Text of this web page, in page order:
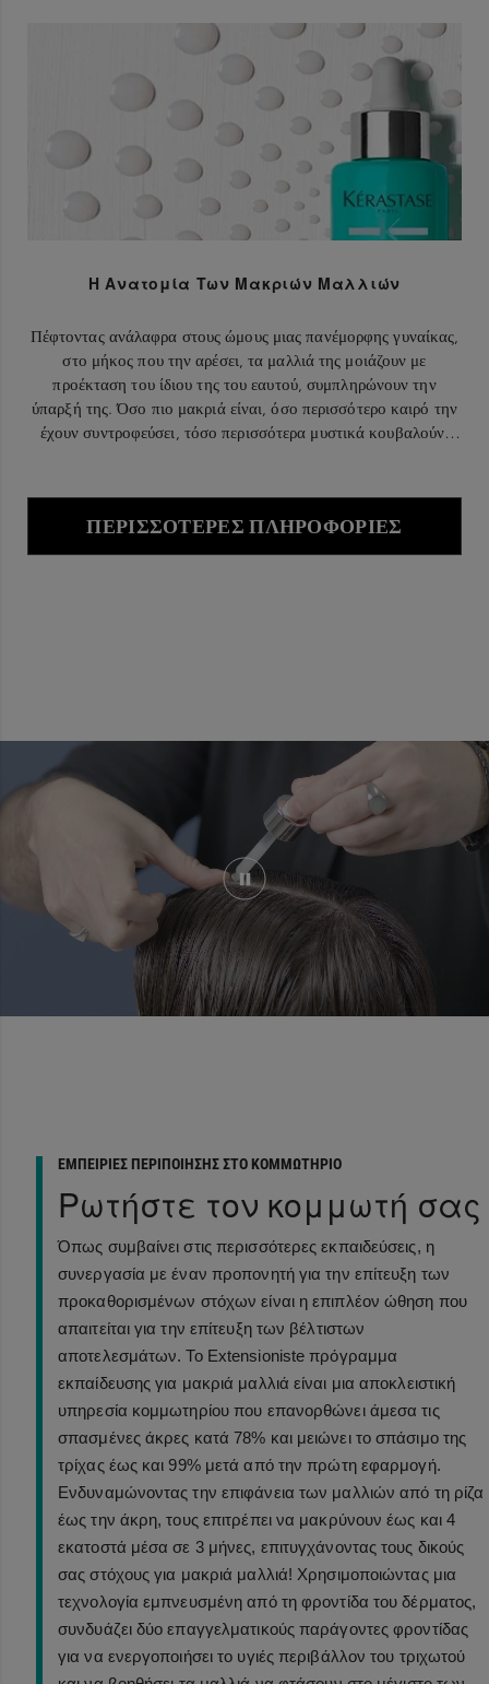
Η Ανατομία Των Μακριών Μαλλιών
Πέφτοντας ανάλαφρα στους ώμους μιας πανέμορφης γυναίκας,
στο μήκος που την αρέσει, τα μαλλιά της μοιάζουν με
προέκταση του ίδιου της του εαυτού, συμπληρώνουν την
ύπαρξή της. Όσο πιο μακριά είναι, όσο περισσότερο καιρό την
έχουν συντροφεύσει, τόσο περισσότερα μυστικά κουβαλούν,
ΠΕΡΙΣΣΌΤΕΡΕΣ ΠΛΗΡΟΦΟΡΊΕΣ
ΕΜΠΕΙΡΊΕΣ ΠΕΡΙΠΟΊΗΣΗΣ ΣΤΟ ΚΟΜΜΩΤΉΡΙΟ
Ρωτήστε τον κομμωτή σας
Όπως συμβαίνει στις περισσότερες εκπαιδεύσεις, η
συνεργασία με έναν προπονητή για την επίτευξη των
προκαθορισμένων στόχων είναι η επιπλέον ώθηση που
απαιτείται για την επίτευξη των βέλτιστων
αποτελεσμάτων. Το Extensioniste πρόγραμμα
εκπαίδευσης για μακριά μαλλιά είναι μια αποκλειστική
υπηρεσία κομμωτηρίου που επανορθώνει άμεσα τις
σπασμένες άκρες κατά 78% και μειώνει το σπάσιμο της
τρίχας έως και 99% μετά από την πρώτη εφαρμογή.
Ενδυναμώνοντας την επιφάνεια των μαλλιών από τη ρίζα
έως την άκρη, τους επιτρέπει να μακρύνουν έως και 4
εκατοστά μέσα σε 3 μήνες, επιτυγχάνοντας τους δικούς
σας στόχους για μακριά μαλλιά! Χρησιμοποιώντας μια
τεχνολογία εμπνευσμένη από τη φροντίδα του δέρματος,
συνδυάζει δύο επαγγελματικούς παράγοντες φροντίδας
για να ενεργοποιήσει το υγιές περιβάλλον του τριχωτού